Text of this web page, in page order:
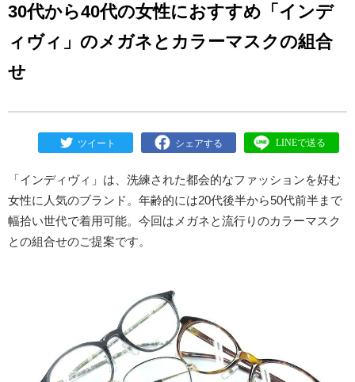
30代から40代の女性におすすめ「インデ
ィヴィ」のメガネとカラーマスクの組合
せ
「インディヴィ」は、洗練された都会的なファッションを好む
女性に人気のブランド。年齢的には20代後半から50代前半まで
幅拾い世代で着用可能。今回はメガネと流行りのカラーマスク
との組合せのご提案です。